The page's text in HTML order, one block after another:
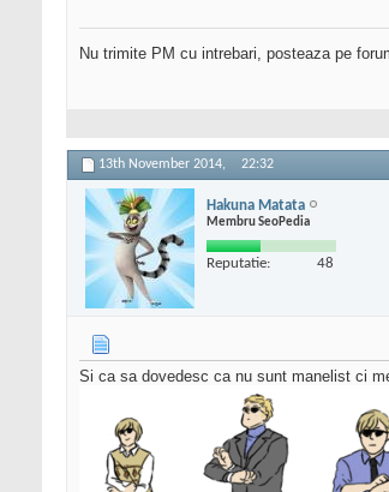
Nu trimite PM cu intrebari, posteaza pe
13th November 2014, 22:32
Hakuna Matata
Membru SeoPedia
Reputatie: 48
Si ca sa dovedesc ca nu sunt manelist ci